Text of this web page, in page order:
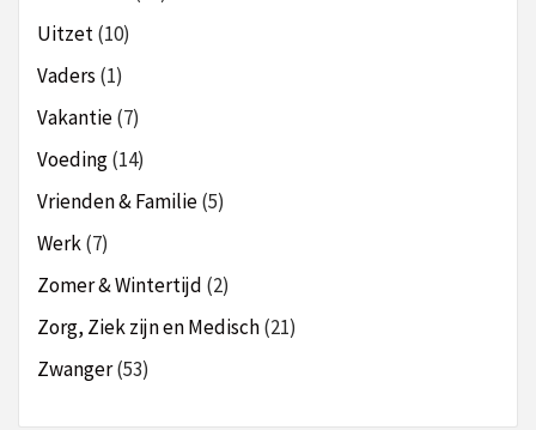
Uitzet(10)
Vaders (1)
Vakantie(7)
Voeding(14)
Vrienden & Familie(5)
Werk(7)
Zomer & Wintertijd (2)
Zorg, Ziek zijn en Medisch(21)
Zwanger(53)